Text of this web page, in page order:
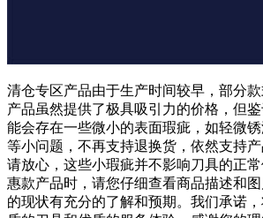
清仓专区产品由于生产时间较早，部分
产品虽然提供了极具吸引力的价格，但
能会存在一些微小的表面瑕疵，如轻微
等小问题，不再支持退换货，依然支持产
请放心，这些小瑕疵并不影响刀具的正
惠款产品时，请您仔细查看商品描述和
的现状有充分的了解和预期。我们承诺